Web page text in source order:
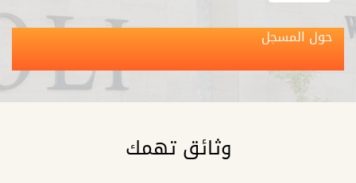
حول المسجل
وثائق تهمك